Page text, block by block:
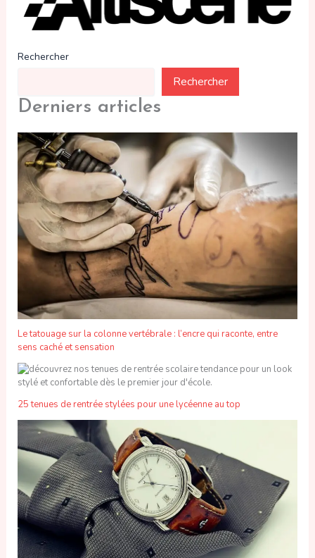
Rechercher
Rechercher
Derniers articles
Le tatouage sur la colonne vertébrale : l’encre qui raconte, entre
sens caché et sensation
25 tenues de rentrée stylées pour une lycéenne au top